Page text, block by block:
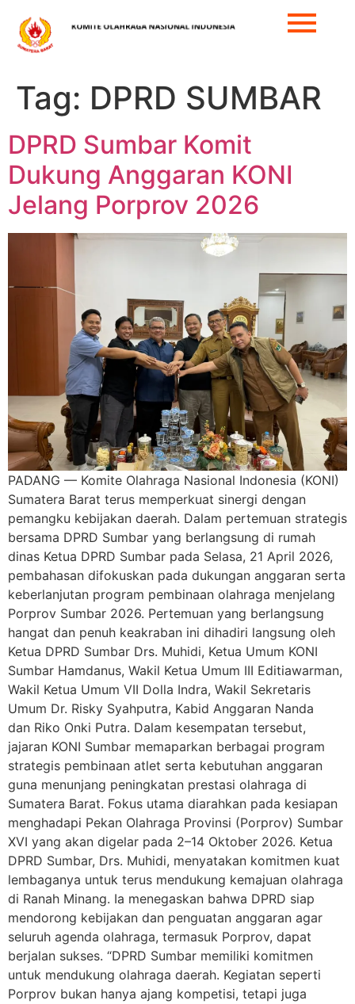
Tag: DPRD SUMBAR
DPRD Sumbar Komit
Dukung Anggaran KONI
Jelang Porprov 2026
PADANG — Komite Olahraga Nasional Indonesia (KONI)
Sumatera Barat terus memperkuat sinergi dengan
pemangku kebijakan daerah. Dalam pertemuan strategis
bersama DPRD Sumbar yang berlangsung di rumah
dinas Ketua DPRD Sumbar pada Selasa, 21 April 2026,
pembahasan difokuskan pada dukungan anggaran serta
keberlanjutan program pembinaan olahraga menjelang
Porprov Sumbar 2026. Pertemuan yang berlangsung
hangat dan penuh keakraban ini dihadiri langsung oleh
Ketua DPRD Sumbar Drs. Muhidi, Ketua Umum KONI
Sumbar Hamdanus, Wakil Ketua Umum III Editiawarman,
Wakil Ketua Umum VII Dolla Indra, Wakil Sekretaris
Umum Dr. Risky Syahputra, Kabid Anggaran Nanda
dan Riko Onki Putra. Dalam kesempatan tersebut,
jajaran KONI Sumbar memaparkan berbagai program
strategis pembinaan atlet serta kebutuhan anggaran
guna menunjang peningkatan prestasi olahraga di
Sumatera Barat. Fokus utama diarahkan pada kesiapan
menghadapi Pekan Olahraga Provinsi (Porprov) Sumbar
XVI yang akan digelar pada 2–14 Oktober 2026. Ketua
DPRD Sumbar, Drs. Muhidi, menyatakan komitmen kuat
lembaganya untuk terus mendukung kemajuan olahraga
di Ranah Minang. Ia menegaskan bahwa DPRD siap
mendorong kebijakan dan penguatan anggaran agar
seluruh agenda olahraga, termasuk Porprov, dapat
berjalan sukses. “DPRD Sumbar memiliki komitmen
untuk mendukung olahraga daerah. Kegiatan seperti
Porprov bukan hanya ajang kompetisi, tetapi juga